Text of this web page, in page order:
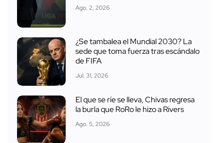
Ago. 2, 2026
¿Se tambalea el Mundial 2030? La
sede que toma fuerza tras escándalo
de FIFA
Jul. 31, 2026
El que se ríe se lleva, Chivas regresa
la burla que RoRo le hizo a Rivers
Ago. 5, 2026